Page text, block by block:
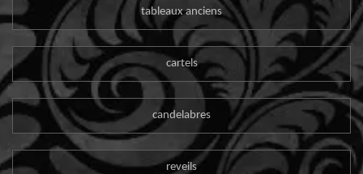
tableaux anciens
cartels
candelabres
reveils